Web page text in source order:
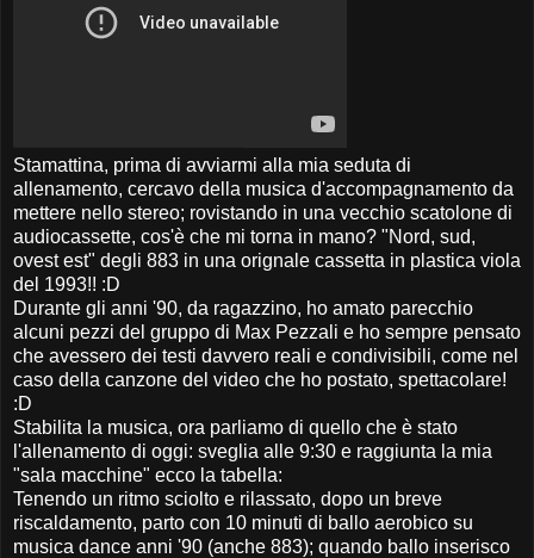
Stamattina, prima di avviarmi alla mia seduta di
allenamento, cercavo della musica d'accompagnamento da
mettere nello stereo; rovistando in una vecchio scatolone di
audiocassette, cos'è che mi torna in mano? "Nord, sud,
ovest est" degli 883 in una orignale cassetta in plastica viola
del 1993!! :D
Durante gli anni '90, da ragazzino, ho amato parecchio
alcuni pezzi del gruppo di Max Pezzali e ho sempre pensato
che avessero dei testi davvero reali e condivisibili, come nel
caso della canzone del video che ho postato, spettacolare!
:D
Stabilita la musica, ora parliamo di quello che è stato
l'allenamento di oggi: sveglia alle 9:30 e raggiunta la mia
"sala macchine" ecco la tabella:
Tenendo un ritmo sciolto e rilassato, dopo un breve
riscaldamento, parto con 10 minuti di ballo aerobico su
musica dance anni '90 (anche 883); quando ballo inserisco